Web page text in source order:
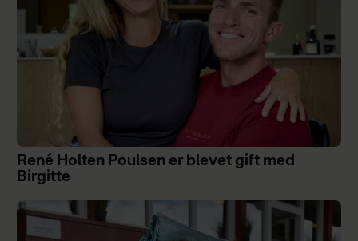
René Holten Poulsen er blevet gift med
Birgitte